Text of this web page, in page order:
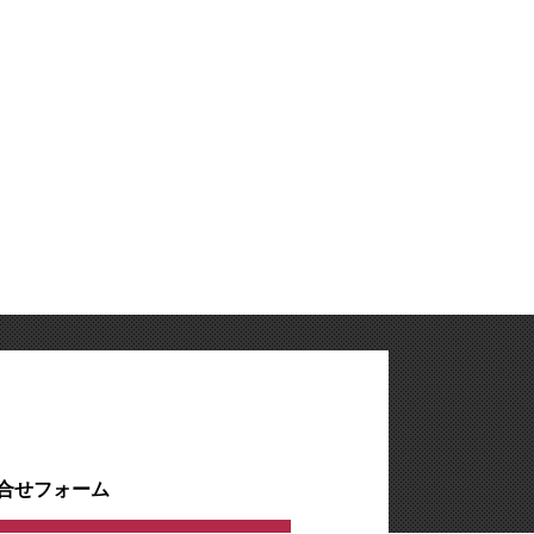
せフォーム